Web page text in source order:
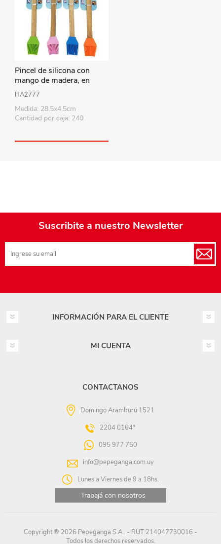
Pincel de silicona con
mango de madera, en
cartón
HA2777
Medida: 28.5x4.5cm
Cantidad por caja: 240
Suscribite a nuestro Newsletter
INFORMACIÓN PARA EL CLIENTE
MI CUENTA
CONTACTANOS
Domingo Aramburú 1521
2204 0164*
095 977 750
info@pepeganga.com.uy
Lunes a Viernes de 9 a 18hs.
Trabajá con nosotros
Copyright ® 2026 Pepeganga S.A.. - RUT 214047730016 -
Todos los derechos reservados.